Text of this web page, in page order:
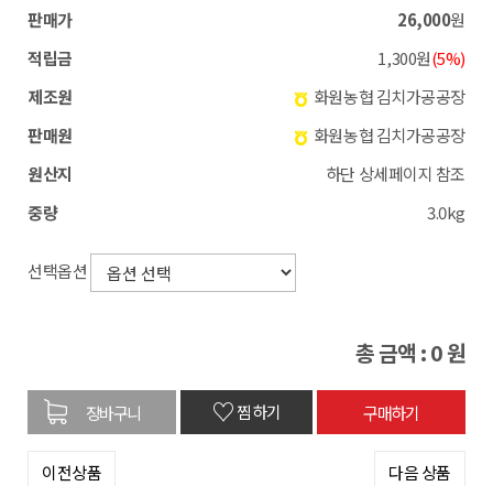
판매가 26,000원
적립금
1,300원(5%)
제조원
화원농협 김치가공공장
판매원
화원농협 김치가공공장
원산지
하단 상세페이지 참조
중량
3.0kg
선택옵션
총 금액 :0원
♡찜하기
이전상품 다음 상품